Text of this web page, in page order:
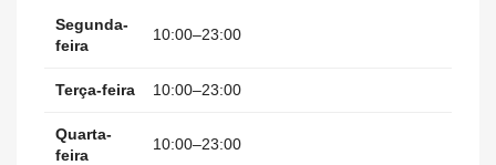
Segunda-
feira
10:00–23:00
Terça-feira 10:00–23:00
Quarta-
feira
10:00–23:00